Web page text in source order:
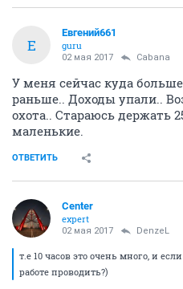
Е
Евгений661
guru
02 мая 2017 Cabana
У меня сейчас куда
раньше.. Доходы упали..
охота.. Стараюсь держать
маленькие.
ОТВЕТИТЬ
Center
expert
02 мая 2017 DenzeL
т.е 10 часов это очень много, и
работе проводить?)